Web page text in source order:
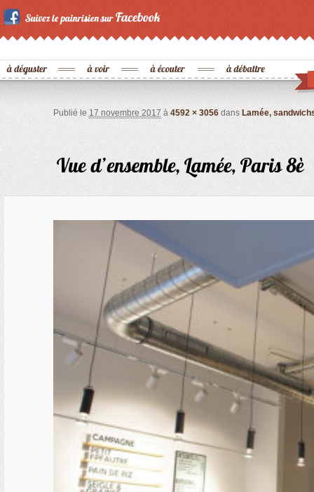
Publié le 17 novembre 2017 à 4592 × 3056dans Lamée,